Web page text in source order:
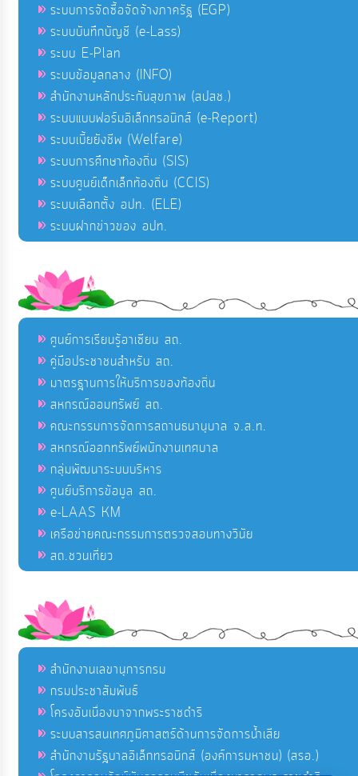
ระบบการจัดซื้อจัดจ้างภาครัฐ (EGP)
ระบบบันทึกบัญชี (e-Lass)
ระบบ E-Plan
ระบบข้อมูลกลาง (INFO)
สำนักงานหลักประกันสุขภาพ (สปสช.)
ระบบแบบฟอร์มอิเล็กทรอนิกส์ (e-Report)
ระบบเบี้ยยังชีพ (Welfare)
ระบบการศึกษาท้องถิ่น (SIS)
ระบบศูนย์เด็กเล็กท้องถิ่น (CCIS)
ระบบเลือกตั้ง อปท. (ELE)
ระบบฝากข่าวของ อปท.
ศูนย์การเรียนรู้อาเซียน สถ.
คู่มือประชาชนสำหรับ สถ.
มาตรฐานการให้บริการของท้องถิ่น
สหกรณ์ออมทรัพย์ สถ.
คณะกรรมการจัดการสถานธนานุบาล จ.ส.ท.
สหกรณ์ออกทรัพย์พนักงานเทศบาล
กลุ่มพัฒนาระบบบริหาร
ศูนย์บริการข้อมูล สถ.
e-LAAS KM
เครือข่ายคณะกรรมการตรวจสอบทางวินัย
สถ.ชวนเที่ยว
สำนักงานเลขานุการกรม
กรมประชาสัมพันธ์
โครงอันเนื่องมาจากพระราชดำริ
ระบบสารสนเทศภูมิศาสตร์ด้านการจัดการน้ำเสีย
สำนักงานรัฐบาลอิเล็กทรอนิกส์ (องค์การมหาชน) (สรอ.)